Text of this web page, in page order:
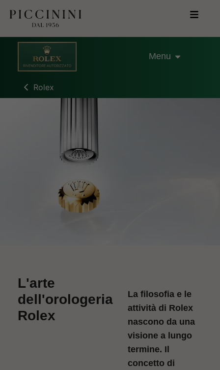
Menu
Rolex
L'arte
dell'orologeria
Rolex
La filosofia e le
attività di Rolex
nascono da una
visione a lungo
termine. Il
concetto di